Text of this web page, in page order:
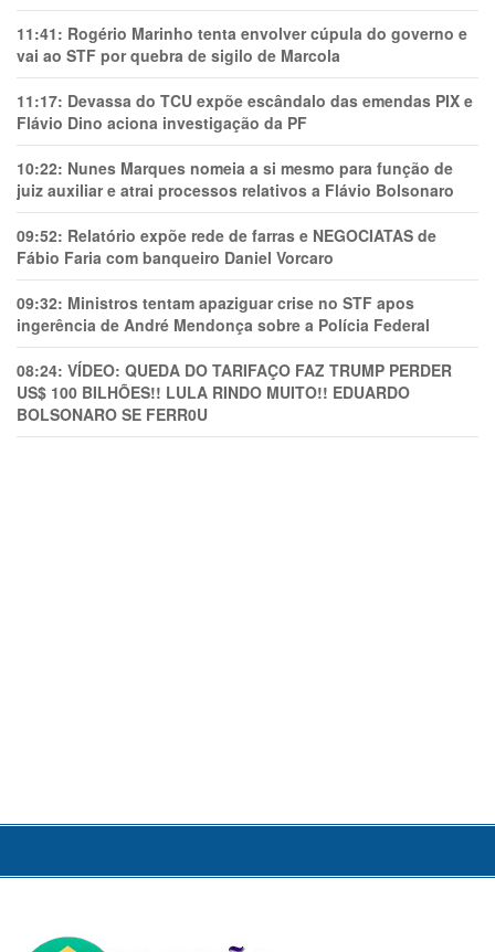
11:41: Rogério Marinho tenta envolver cúpula do governo e
vai ao STF por quebra de sigilo de Marcola
11:17: Devassa do TCU expõe escândalo das emendas PIX e
Flávio Dino aciona investigação da PF
10:22: Nunes Marques nomeia a si mesmo para função de
juiz auxiliar e atrai processos relativos a Flávio Bolsonaro
09:52: Relatório expõe rede de farras e NEGOCIATAS de
Fábio Faria com banqueiro Daniel Vorcaro
09:32: Ministros tentam apaziguar crise no STF apos
ingerência de André Mendonça sobre a Polícia Federal
08:24: VÍDEO: QUEDA DO TARIFAÇO FAZ TRUMP PERDER
US$ 100 BILHÕES!! LULA RINDO MUITO!! EDUARDO
BOLSONARO SE FERR0U